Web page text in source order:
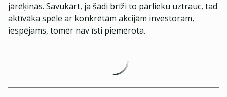
jārēķinās. Savukārt, ja šādi brīži to pārlieku uztrauc, tad
aktīvāka spēle ar konkrētām akcijām investoram,
iespējams, tomēr nav īsti piemērota.